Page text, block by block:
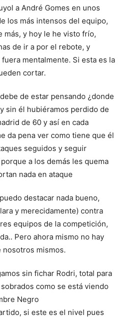
a André Gomes en unos
los más intensos del equipo,
más, y hoy le he visto frío,
de ir a por el rebote, y
mentalmente. Si esta es la
cortar.
de estar pensando ¿donde
sin él hubiéramos perdido de
de 60 y así en cada
da pena ver como tiene que él
seguidos y seguir
a los demás les quema
nada en ataque
destacar nada bueno,
y merecidamente) contra
equipos de la competición,
Pero ahora mismo no hay
nosotros mismos.
sin fichar Rodri, total para
como se está viendo
Negro
si este es el nivel pues